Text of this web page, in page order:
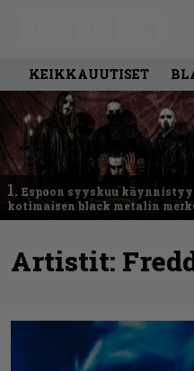
KEIKKAUUTISET
1. Espoon syyskuu käynnistyy
kotimaisen black metalin
Artistit: